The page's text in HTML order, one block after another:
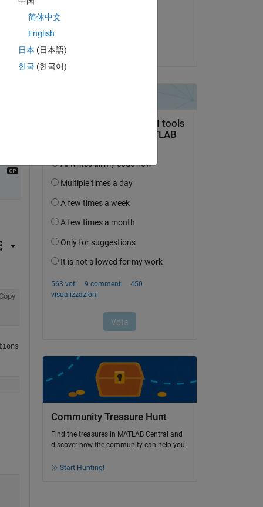
Community Treasure Hunt
Find the treasures in MATLAB Central and
discover how the community can help you!
Start Hunting!
简体中文
English
日本 (日本語)
한국 (한국어)